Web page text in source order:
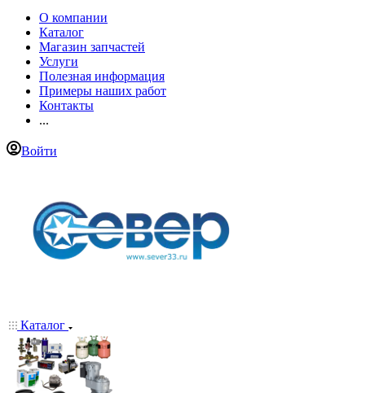
О компании
Каталог
Магазин запчастей
Услуги
Полезная информация
Примеры наших работ
Контакты
...
Войти
Каталог